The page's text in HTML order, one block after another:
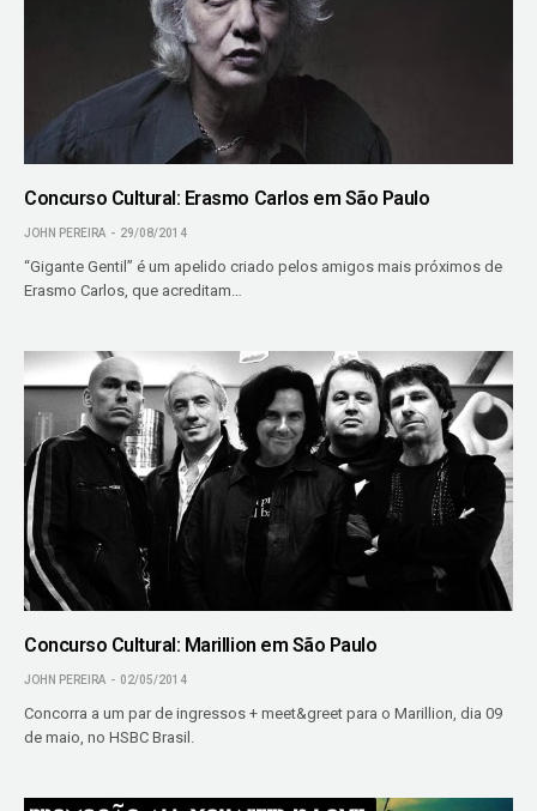
Concurso Cultural: Erasmo Carlos em São Paulo
JOHN PEREIRA 29/08/2014
“Gigante Gentil” é um apelido criado pelos amigos mais próximos de
Erasmo Carlos, que acreditam…
Concurso Cultural: Marillion em São Paulo
JOHN PEREIRA 02/05/2014
Concorra a um par de ingressos + meet&greet para o Marillion, dia 09
de maio, no HSBC Brasil.